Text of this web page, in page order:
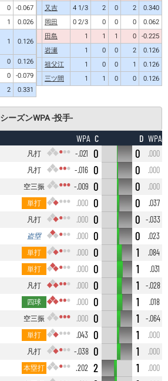
0 -0.067
1
0.026
1
0.126
0
0.126
0 -0.079
2 0.331
又吉
4 1/3 2 0 2
0.340
岡田
0 2/3 0 0 0
0.062
田島
1 1 1 0 -0.225
岩瀬
1 0 0 2
0.126
祖父江
1 0 0 1
0.126
三ツ間
1 1 0 0 0.126
シーズンWPA -投手-
WPA C D WPA
凡打 -.021 0 0
.000
凡打 -.016 0 0
.000
空三振 -.009 0 0
.000
単打 .000 0 0
.037
凡打 .000 0 0 -.033
盗塁 .000 0 0
.023
単打 .000 0 1
.084
単打 .000 0 1
.031
凡打 .000 0 1
-.028
四球 .000 0 1
.018
空三振 .000 0 1
-.064
単打 .043 0 1
.000
凡打 -.038 0 1
.000
本塁打 .202 2 1
.000